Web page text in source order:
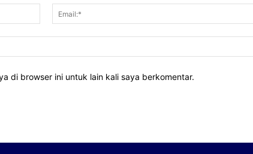
Nama:*
di browser ini untuk lain kali saya berkomentar.